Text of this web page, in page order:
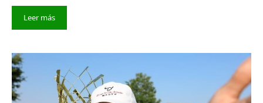
Leer más